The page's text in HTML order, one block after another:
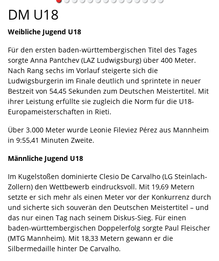
DM U18
Weibliche Jugend U18
Für den ersten baden-württembergischen Titel des Tages
sorgte Anna Pantchev (LAZ Ludwigsburg) über 400 Meter.
Nach Rang sechs im Vorlauf steigerte sich die
Ludwigsburgerin im Finale deutlich und sprintete in neuer
Bestzeit von 54,45 Sekunden zum Deutschen Meistertitel. Mit
ihrer Leistung erfüllte sie zugleich die Norm für die U18-
Europameisterschaften in Rieti.
Über 3.000 Meter wurde Leonie Fileviez Pérez aus Mannheim
in 9:55,41 Minuten Zweite.
Männliche Jugend U18
Im Kugelstoßen dominierte Clesio De Carvalho (LG Steinlach-
Zollern) den Wettbewerb eindrucksvoll. Mit 19,69 Metern
setzte er sich mehr als einen Meter vor der Konkurrenz durch
und sicherte sich souverän den Deutschen Meistertitel – und
das nur einen Tag nach seinem Diskus-Sieg. Für einen
baden-württembergischen Doppelerfolg sorgte Paul Fleischer
(MTG Mannheim). Mit 18,33 Metern gewann er die
Silbermedaille hinter De Carvalho.